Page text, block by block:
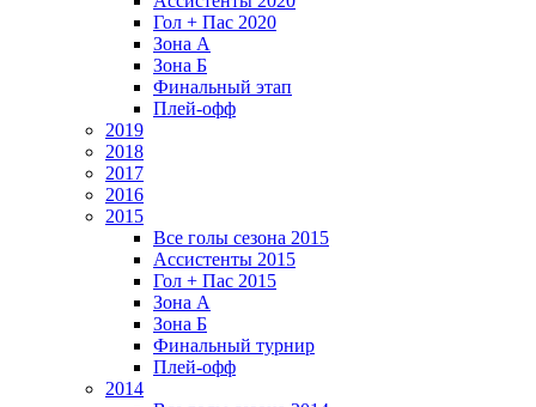
Гол + Пас 2020
Зона А
Зона Б
Финальный этап
Плей-офф
2019
2018
2017
2016
2015
Все голы сезона 2015
Ассистенты 2015
Гол + Пас 2015
Зона А
Зона Б
Финальный турнир
Плей-офф
2014